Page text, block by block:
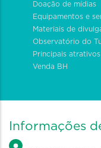
Doação de mídias
Equipamentos e
Materiais de
Observatório do
Principais atrativos
Venda BH
Informações